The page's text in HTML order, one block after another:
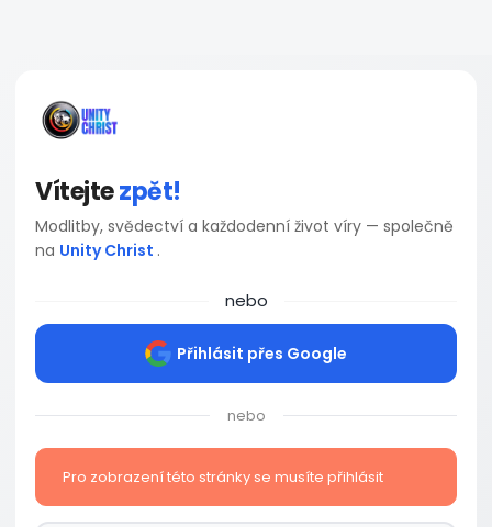
Vítejtezpět!
Modlitby, svědectví a každodenní život víry — společně
na Unity Christ .
nebo
Přihlásit přes Google
nebo
Pro zobrazení této stránky se musíte přihlásit